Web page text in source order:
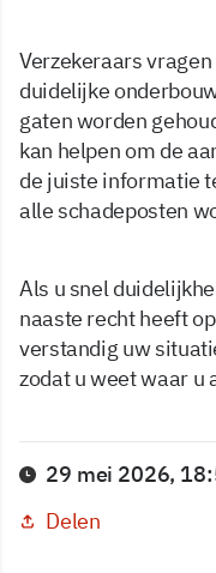
Verzekeraars
duidelijke
gaten worden
kan helpen om de
de juiste informatie
alle schadeposten
Als u snel
naaste recht heeft
verstandig uw
zodat u weet waar u
29 mei 2026,
Delen